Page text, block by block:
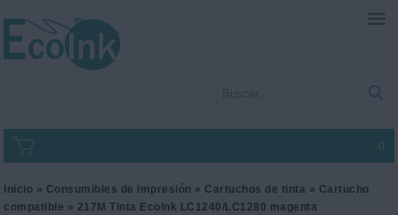
0
Inicio » Consumibles de impresión » Cartuchos de tinta » Cartucho
compatible » 217M Tinta EcoInk LC1240/LC1280 magenta